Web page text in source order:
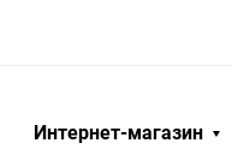
Интернет-магазин